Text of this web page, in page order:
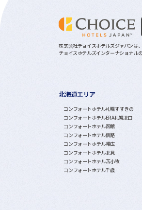
株式会社チョイスホテルズジャパンは、
チョイスホテルズインターナショナル
北海道エリア
コンフォートホテル札幌すすきの
コンフォートホテルERA札幌北口
コンフォートホテル函館
コンフォートホテル釧路
コンフォートホテル帯広
コンフォートホテル北見
コンフォートホテル苫小牧
コンフォートホテル千歳